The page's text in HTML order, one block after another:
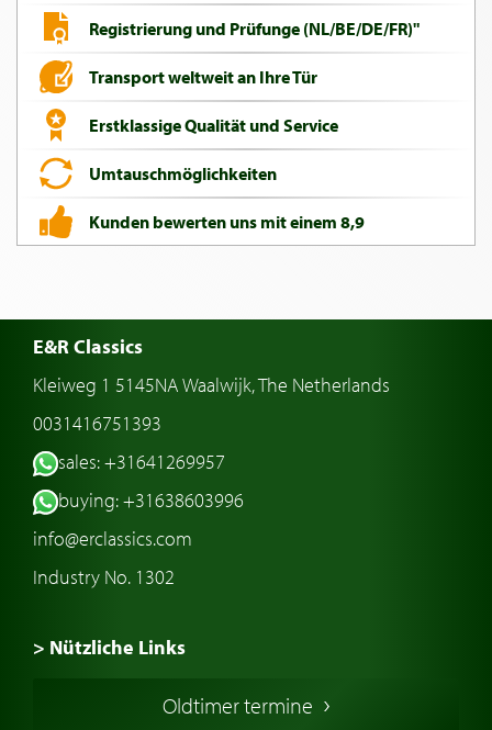
Registrierung und Prüfunge (NL/BE/DE/FR)"
Transport weltweit an Ihre Tür
Erstklassige Qualität und Service
Umtauschmöglichkeiten
Kunden bewerten uns mit einem 8,9
E&R Classics
Kleiweg 1 5145NA Waalwijk, The Netherlands
0031416751393
sales: +31641269957
buying: +31638603996
info@erclassics.com
Industry No. 1302
> Nützliche Links
Oldtimers in EuropaOldtimer termine